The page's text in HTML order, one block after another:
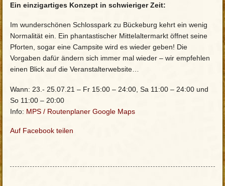
Ein einzigartiges Konzept in schwieriger Zeit:
Im wunderschönen Schlosspark zu Bückeburg kehrt ein wenig
Normalität ein. Ein phantastischer Mittelaltermarkt öffnet seine
Pforten, sogar eine Campsite wird es wieder geben! Die
Vorgaben dafür ändern sich immer mal wieder – wir empfehlen
einen Blick auf die Veranstalterwebsite…
Wann: 23.- 25.07.21 – Fr 15:00 – 24:00, Sa 11:00 – 24:00 und
So 11:00 – 20:00
Info: MPS / Routenplaner Google Maps
Auf Facebook teilen